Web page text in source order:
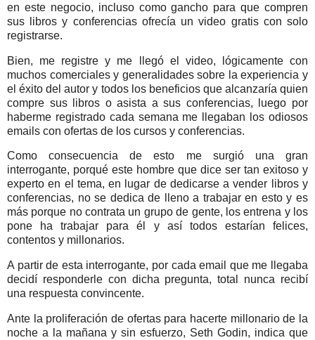
en este negocio, incluso como gancho para que compren
sus libros y conferencias ofrecía un video gratis con solo
registrarse.
Bien, me registre y me llegó el video, lógicamente con
muchos comerciales y generalidades sobre la experiencia y
el éxito del autor y todos los beneficios que alcanzaría quien
compre sus libros o asista a sus conferencias, luego por
haberme registrado cada semana me llegaban los odiosos
emails con ofertas de los cursos y conferencias.
Como consecuencia de esto me surgió una gran
interrogante, porqué este hombre que dice ser tan exitoso y
experto en el tema, en lugar de dedicarse a vender libros y
conferencias, no se dedica de lleno a trabajar en esto y es
más porque no contrata un grupo de gente, los entrena y los
pone ha trabajar para él y así todos estarían felices,
contentos y millonarios.
A partir de esta interrogante, por cada email que me llegaba
decidí responderle con dicha pregunta, total nunca recibí
una respuesta convincente.
Ante la proliferación de ofertas para hacerte millonario de la
noche a la mañana y sin esfuerzo, Seth Godin, indica que